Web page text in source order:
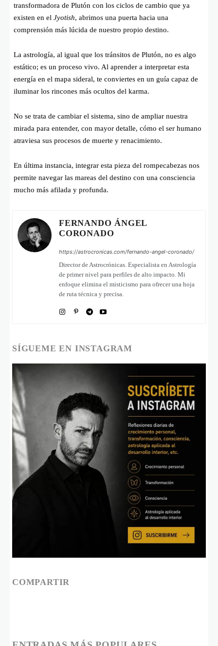
transformadora de Plutón con los ciclos de cambio que ya
existen en el Jyotish, abrimos una puerta hacia una
comprensión más lúcida de nuestro propio destino.
La astrología, al igual que los tránsitos de Plutón, no es algo
estático; es un proceso vivo. Al aprender a interpretar esta
energía en el mapa sideral, te conviertes en un guía capaz de
iluminar los rincones más ocultos del karma.
No se trata de cambiar el sistema, sino de ampliar nuestra
mirada para entender, con mayor detalle, cómo el ser humano
atraviesa sus procesos de muerte y renacimiento.
En última instancia, integrar esta pieza del rompecabezas nos
permite navegar las mareas del destino con una consciencia
mucho más afilada y profunda.
FERNANDO ÁNGEL
CORONADO
https://astrocronicas.com/fernando-angel-coronado/
Director de Astrocrónicas. Especialista en Astrología
de primer nivel para perfiles de alto impacto. Mi
enfoque elimina el misticismo para ofrecer una hoja
de ruta técnica y precisa.
SÍGUEME EN INSTAGRAM
COMPARTIR